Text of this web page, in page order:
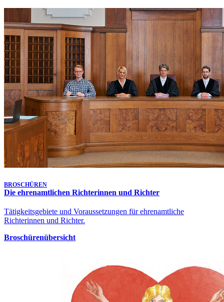
Klagen in bürgerlichen Rechtsstreitigkeiten - 9 Ca 4025/26
10. Aug. 2026, 09:00 Uhr
Aufgehoben!
Gütetermin
Klagen in bürgerlichen Rechtsstreitigkeiten - 9 Ca 4906/26
10. Aug. 2026, 09:10 Uhr
Gütetermin
Klagen in bürgerlichen Rechtsstreitigkeiten - 1 Ca 5148/26
10. Aug. 2026, 09:15 Uhr
Gütetermin
Klagen in bürgerlichen Rechtsstreitigkeiten - 9 Ca 4026/26
10. Aug. 2026, 09:20 Uhr
Gütetermin
Klagen in bürgerlichen Rechtsstreitigkeiten - 1 Ca 5468/26
10. Aug. 2026, 09:30 Uhr
Gütetermin
Klagen in bürgerlichen Rechtsstreitigkeiten - 1 Ca 3913/26
Letzte Aktualisierung:
Heute, 17:25 Uhr
BROSCHÜREN
Die ehrenamtlichen Richterinnen und Richter
Tätigkeitsgebiete und Voraussetzungen für ehrenamtliche
Richterinnen und Richter.
Broschürenübersicht